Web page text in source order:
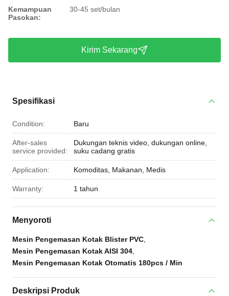
Kemampuan
Pasokan:
30-45 set/bulan
Kirim Sekarang
Spesifikasi
Condition: Baru
After-sales
service provided:
Dukungan teknis video, dukungan online,
suku cadang gratis
Application: Komoditas, Makanan, Medis
Warranty: 1 tahun
Menyoroti
Mesin Pengemasan Kotak Blister PVC
Mesin Pengemasan Kotak AISI 304
Mesin Pengemasan Kotak Otomatis 180pcs / Min
Deskripsi Produk